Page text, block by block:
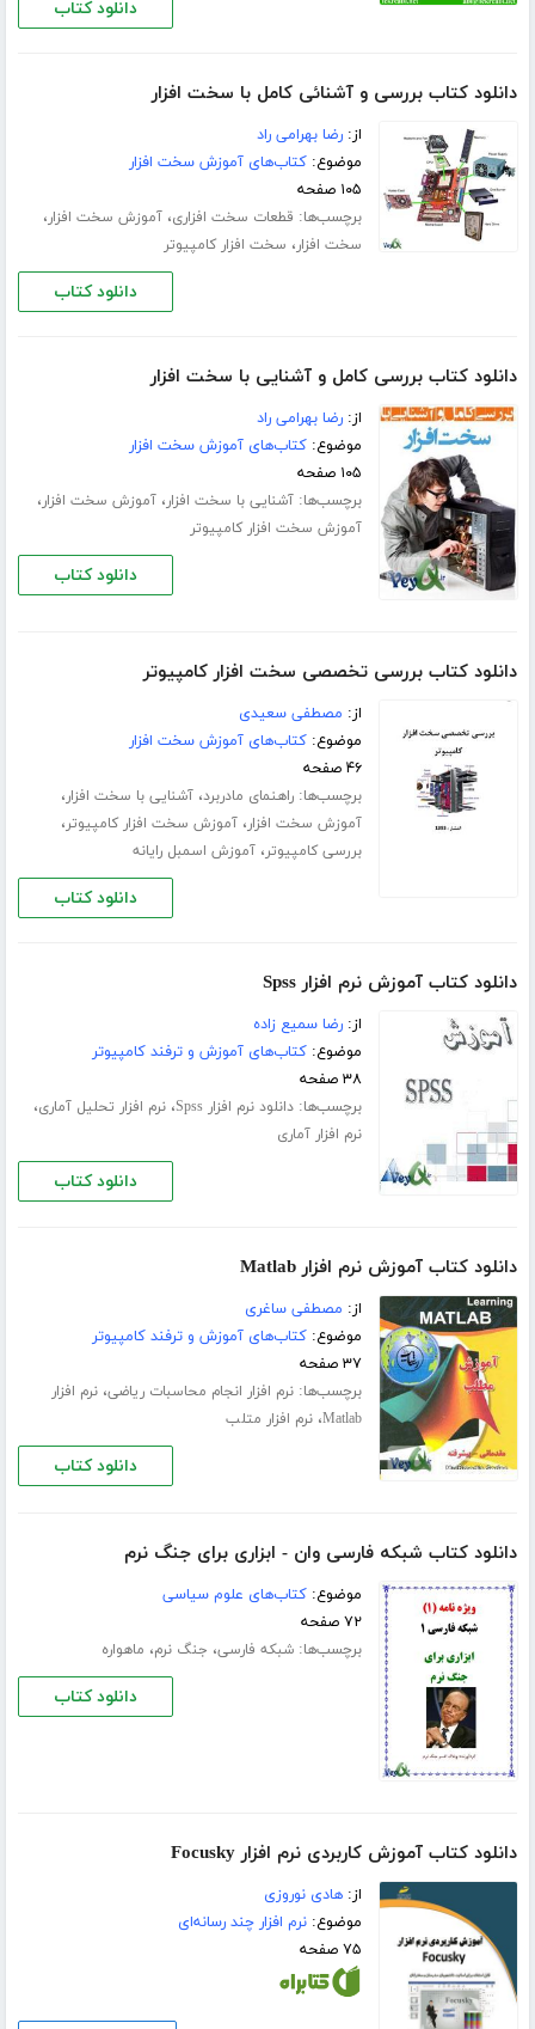
دانلود کتاب
دانلود کتاب بررسی و آشنائی کامل با سخت افزار
از:رضا بهرامی راد
موضوع:کتاب‌های آموزش سخت افزار
۱۰۵ صفحه
برچسب‌ها: قطعات سخت افزاری،آموزش سخت افزار،
سخت افزار، سخت افزار کامپیوتر
دانلود کتاب
دانلود کتاب بررسی کامل و آشنایی با سخت افزار
از:رضا بهرامی راد
موضوع:کتاب‌های آموزش سخت افزار
۱۰۵ صفحه
برچسب‌ها:آشنایی با سخت افزار،آموزش سخت افزار،
آموزش سخت افزار کامپیوتر
دانلود کتاب
دانلود کتاب بررسی تخصصی سخت افزار کامپیوتر
از: مصطفی سعیدی
موضوع:کتاب‌های آموزش سخت افزار
۴۶ صفحه
برچسب‌ها:راهنمای مادربرد،آشنایی با سخت افزار،
آموزش سخت افزار،آموزش سخت افزار کامپیوتر،
بررسی کامپیوتر،آموزش اسمبل رایانه
دانلود کتاب
دانلود کتاب آموزش نرم افزار Spss
از:رضا سمیع زاده
موضوع:کتاب‌های آموزش و ترفند کامپیوتر
۳۸ صفحه
برچسب‌ها:دانلود نرم افزار Spss ،نرم افزار تحلیل آماری،
نرم افزار آماری
دانلود کتاب
دانلود کتاب آموزش نرم افزار Matlab
از: مصطفی ساغری
موضوع:کتاب‌های آموزش و ترفند کامپیوتر
۳۷ صفحه
برچسب‌ها:نرم افزار انجام محاسبات ریاضی،نرم افزار
Matlab،نرم افزار متلب
دانلود کتاب
دانلود کتاب شبکه فارسی وان - ابزاری برای جنگ نرم
موضوع:کتاب‌های علوم سیاسی
۷۲ صفحه
برچسب‌ها:شبکه فارسی، جنگ نرم، ماهواره
دانلود کتاب
دانلود کتاب آموزش کاربردی نرم افزار Focusky
از:هادی نوروزی
موضوع:نرم افزار چند رسانه‌ای
۷۵ صفحه